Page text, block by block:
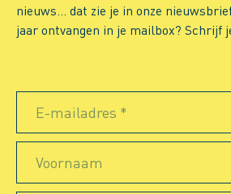
nieuws… dat zie je in onze
jaar ontvangen in je mailbox? Schrijf
E-mailadres *
Voornaam